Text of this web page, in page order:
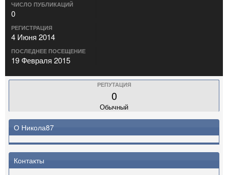
ЧИСЛО ПУБЛИКАЦИЙ
0
РЕГИСТРАЦИЯ
4 Июня 2014
ПОСЛЕДНЕЕ ПОСЕЩЕНИЕ
19 Февраля 2015
РЕПУТАЦИЯ
0
Обычный
О Никола87
Контакты